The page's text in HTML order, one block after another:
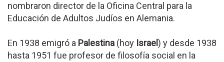
nombraron director de la Oficina Central para la
Educación de Adultos Judíos en Alemania.
En 1938 emigró a Palestina (hoy Israel) y desde 1938
hasta 1951 fue profesor de filosofía social en la